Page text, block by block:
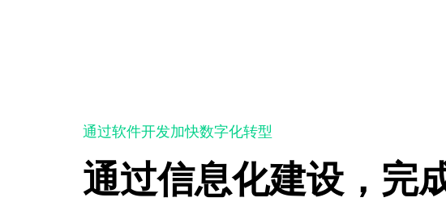
通过软件开发加快数字化转型
通过信息化建设，完